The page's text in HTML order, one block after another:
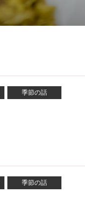
季節の話
季節の話